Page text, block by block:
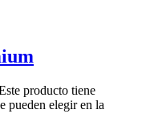
producto tiene
pueden elegir en la